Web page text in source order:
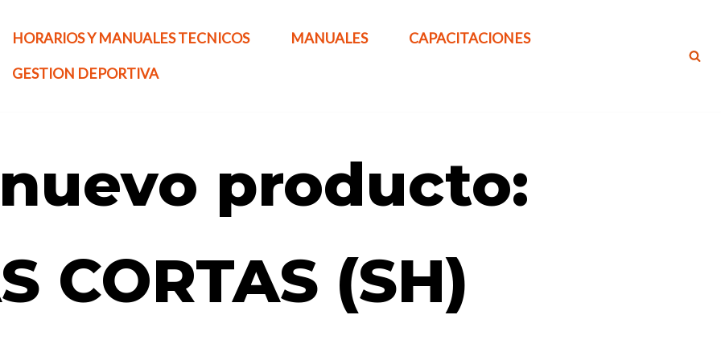
HORARIOS Y MANUALES TECNICOS MANUALES CAPACITACIONES
GESTION DEPORTIVA
producto:
CORTAS (SH)